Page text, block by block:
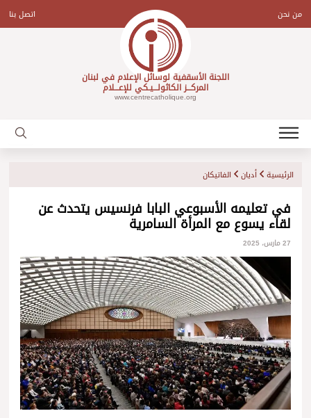
contentمن نحن اتصل بنا
اللجنة الأسقفية لوسائل الإعلام في لبنان
المركـــز الكاثولـــيـكي للإعـــلام
www.centrecatholique.org
الرئيسية أديان الفاتيكان
في تعليمه الأسبوعي البابا فرنسيس يتحدث عن
لقاء يسوع مع المرأة السامرية
27 مارس، 2025